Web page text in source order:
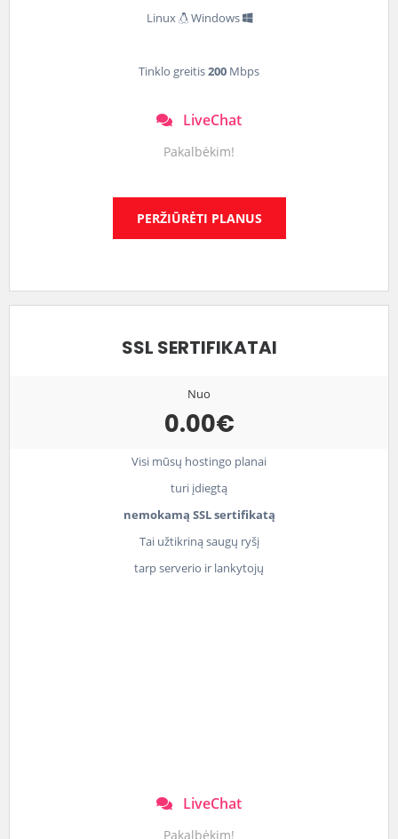
Linux Windows
Tinklo greitis200 Mbps
LiveChat
Pakalbėkim!
PERŽIŪRĖTI PLANUS
SSL SERTIFIKATAI
Nuo
0.00€
Visi mūsų hostingo planai
turi įdiegtą
nemokamą SSL sertifikatą
Tai užtikriną saugų ryšį
tarp serverio ir lankytojų
LiveChat
Pakalbėkim!